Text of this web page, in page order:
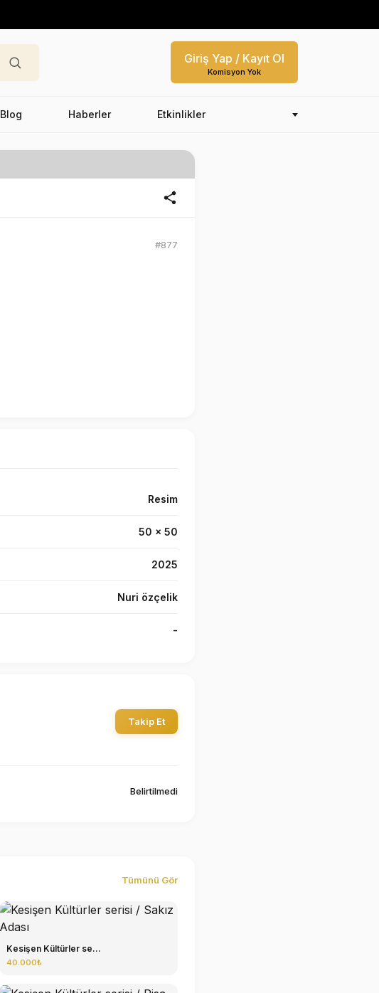
Giriş Yap / Kayıt Ol
Komisyon Yok
Blog Haberler Etkinlikler
#877
Resim
50 x 50
2025
Nuri özçelik
-
Takip Et
Belirtilmedi
Tümünü Gör
Kesişen Kültürler se...
40.000₺